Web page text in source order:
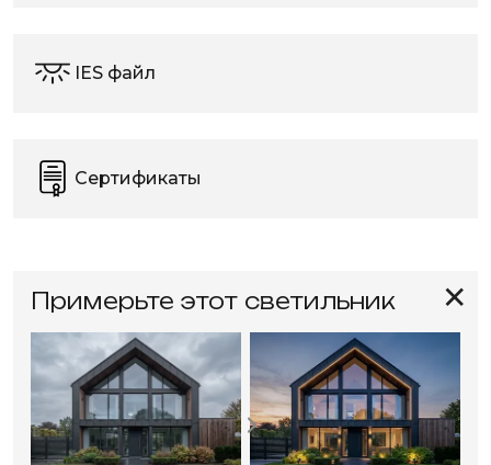
IES файл
Сертификаты
✕
Примерьте этот светильник